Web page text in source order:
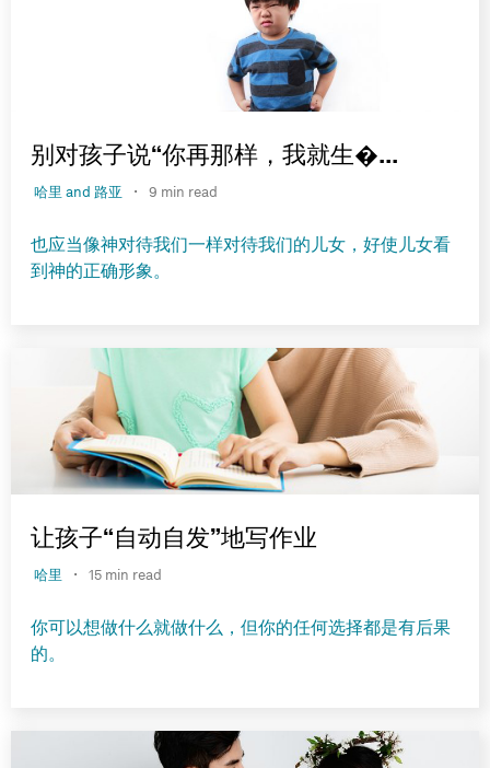
别对孩子说“你再那样，我就生�...
哈里 and 路亚 · 9 min read
也应当像神对待我们一样对待我们的儿女，好使儿女看
到神的正确形象。
让孩子“自动自发”地写作业
哈里 · 15 min read
你可以想做什么就做什么，但你的任何选择都是有后果
的。